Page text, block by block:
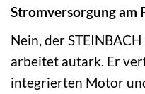
Stromversorgung am
Nein, der
arbeitet autark. Er
integrierten Motor